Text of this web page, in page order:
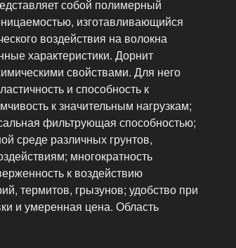
собой полимерный
изготавливающийся
воздействия на волокна
характеристики. Дорнит
свойствами. Для него
и способность к
к значительным нагрузкам;
фильтрующая способностью;
среде различных грунтов,
многократность
к воздействию
термитов, грызунов; удобство при
и умеренная цена. Область